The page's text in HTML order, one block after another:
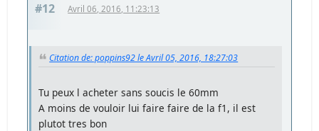
#12 Avril 06, 2016, 11:23:13
Citation de: poppins92 le Avril 05, 2016, 18:27:03
Tu peux l acheter sans soucis le 60mm
A moins de vouloir lui faire faire de la f1, il est
plutot tres bon